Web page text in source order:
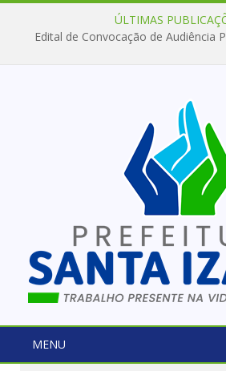
ÚLTIMAS
Edital de Convocação de Audiência
MENU